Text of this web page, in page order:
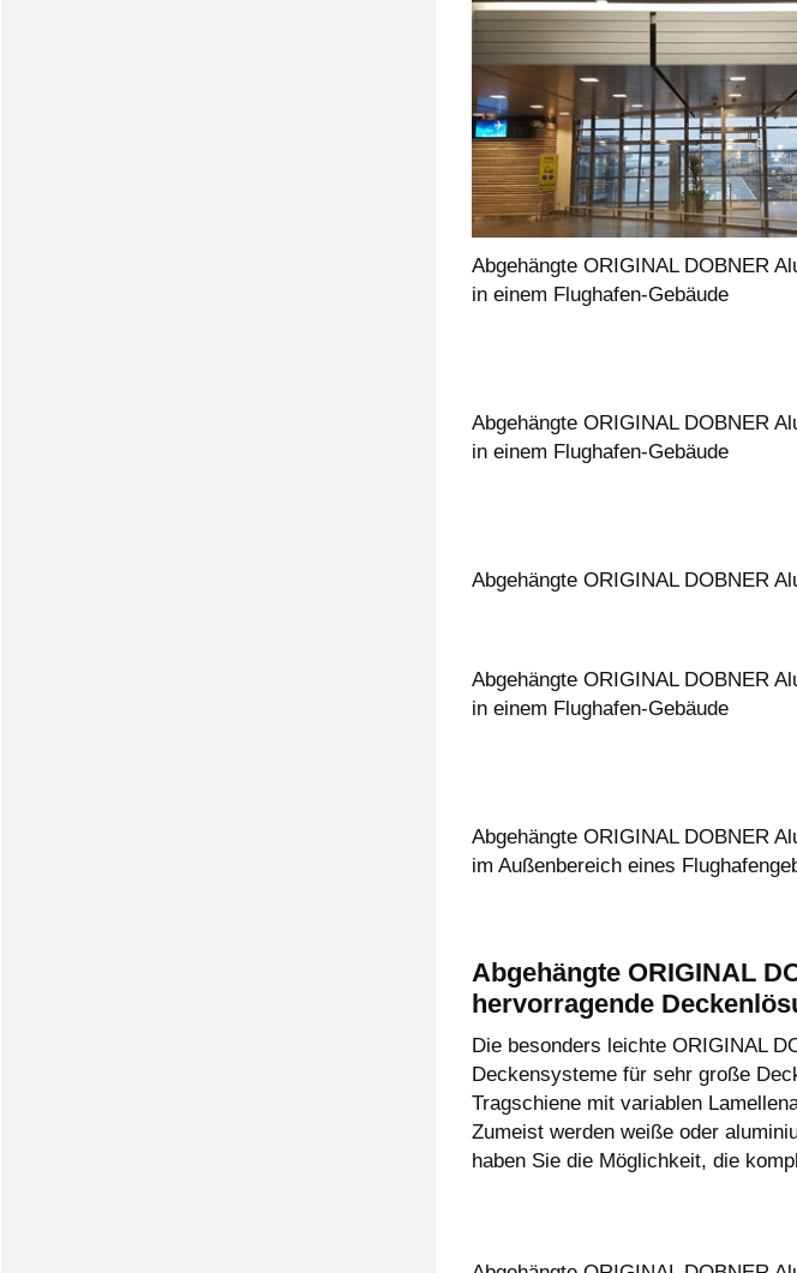
Abgehängte ORIGINAL DOBNER
in einem Flughafen-Gebäude
Abgehängte ORIGINAL DOBNER
in einem Flughafen-Gebäude
Abgehängte ORIGINAL DOBNER
Abgehängte ORIGINAL DOBNER
in einem Flughafen-Gebäude
Abgehängte ORIGINAL DOBNER
im Außenbereich eines
Abgehängte ORIGINAL
hervorragende
Die besonders leichte ORIGINAL
Deckensysteme für sehr große
Tragschiene mit variablen
Zumeist werden weiße oder
haben Sie die Möglichkeit, die